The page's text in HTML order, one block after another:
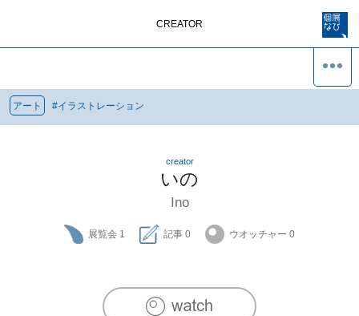
CREATOR
アート #イラストレーション
creator
いの
Ino
展覧会 1 記事 0 ウオッチャー 0